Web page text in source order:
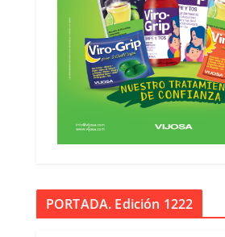
PORTADA. Edición 1222